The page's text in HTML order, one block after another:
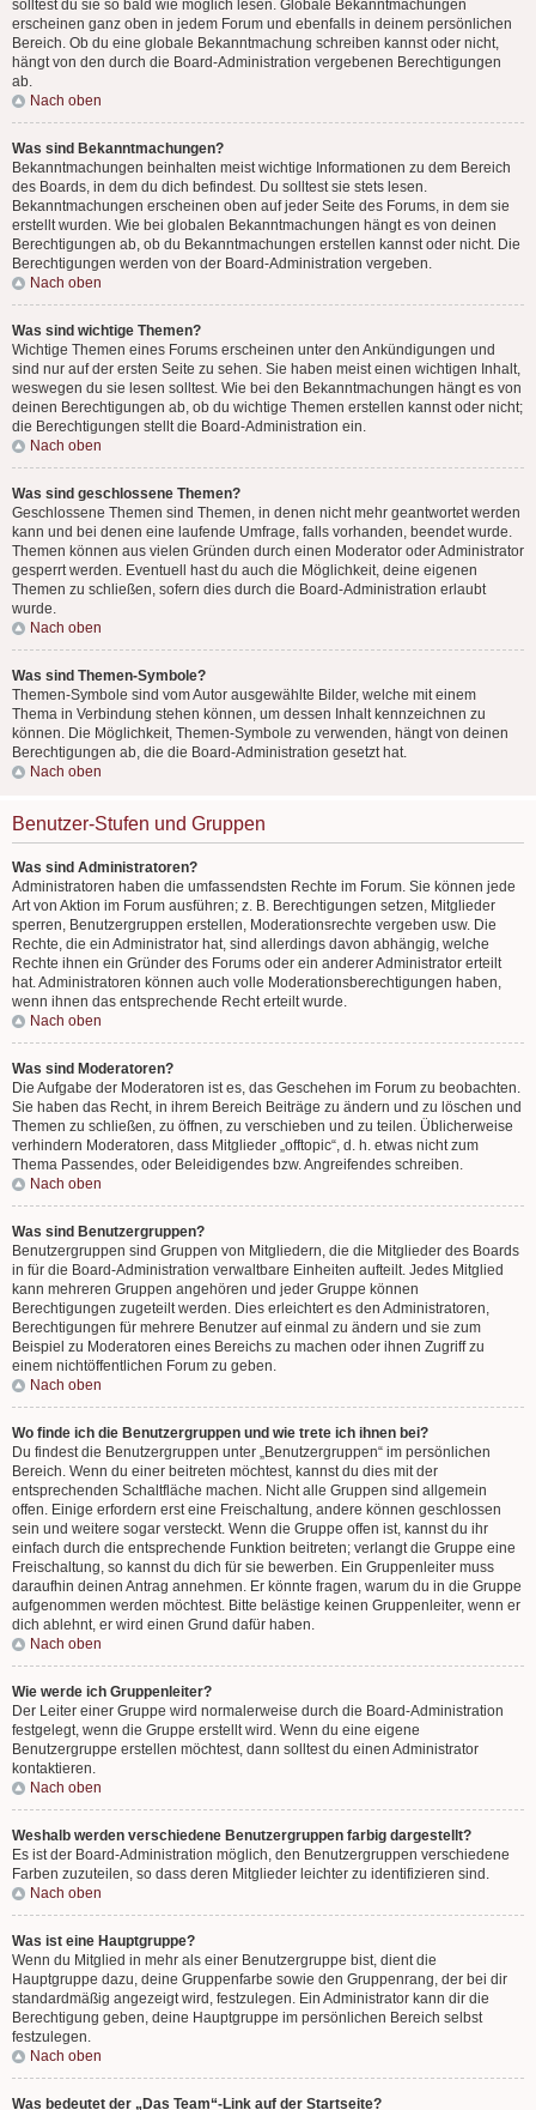
solltest du sie so bald wie möglich lesen. Globale Bekanntmachungen
erscheinen ganz oben in jedem Forum und ebenfalls in deinem persönlichen
Bereich. Ob du eine globale Bekanntmachung schreiben kannst oder nicht,
hängt von den durch die Board-Administration vergebenen Berechtigungen
ab.
Nach oben
Was sind Bekanntmachungen?
Bekanntmachungen beinhalten meist wichtige Informationen zu dem Bereich
des Boards, in dem du dich befindest. Du solltest sie stets lesen.
Bekanntmachungen erscheinen oben auf jeder Seite des Forums, in dem sie
erstellt wurden. Wie bei globalen Bekanntmachungen hängt es von deinen
Berechtigungen ab, ob du Bekanntmachungen erstellen kannst oder nicht. Die
Berechtigungen werden von der Board-Administration vergeben.
Nach oben
Was sind wichtige Themen?
Wichtige Themen eines Forums erscheinen unter den Ankündigungen und
sind nur auf der ersten Seite zu sehen. Sie haben meist einen wichtigen Inhalt,
weswegen du sie lesen solltest. Wie bei den Bekanntmachungen hängt es von
deinen Berechtigungen ab, ob du wichtige Themen erstellen kannst oder nicht;
die Berechtigungen stellt die Board-Administration ein.
Nach oben
Was sind geschlossene Themen?
Geschlossene Themen sind Themen, in denen nicht mehr geantwortet werden
kann und bei denen eine laufende Umfrage, falls vorhanden, beendet wurde.
Themen können aus vielen Gründen durch einen Moderator oder Administrator
gesperrt werden. Eventuell hast du auch die Möglichkeit, deine eigenen
Themen zu schließen, sofern dies durch die Board-Administration erlaubt
wurde.
Nach oben
Was sind Themen-Symbole?
Themen-Symbole sind vom Autor ausgewählte Bilder, welche mit einem
Thema in Verbindung stehen können, um dessen Inhalt kennzeichnen zu
können. Die Möglichkeit, Themen-Symbole zu verwenden, hängt von deinen
Berechtigungen ab, die die Board-Administration gesetzt hat.
Nach oben
Benutzer-Stufen und Gruppen
Was sind Administratoren?
Administratoren haben die umfassendsten Rechte im Forum. Sie können jede
Art von Aktion im Forum ausführen; z. B. Berechtigungen setzen, Mitglieder
sperren, Benutzergruppen erstellen, Moderationsrechte vergeben usw. Die
Rechte, die ein Administrator hat, sind allerdings davon abhängig, welche
Rechte ihnen ein Gründer des Forums oder ein anderer Administrator erteilt
hat. Administratoren können auch volle Moderationsberechtigungen haben,
wenn ihnen das entsprechende Recht erteilt wurde.
Nach oben
Was sind Moderatoren?
Die Aufgabe der Moderatoren ist es, das Geschehen im Forum zu beobachten.
Sie haben das Recht, in ihrem Bereich Beiträge zu ändern und zu löschen und
Themen zu schließen, zu öffnen, zu verschieben und zu teilen. Üblicherweise
verhindern Moderatoren, dass Mitglieder „offtopic“, d. h. etwas nicht zum
Thema Passendes, oder Beleidigendes bzw. Angreifendes schreiben.
Nach oben
Was sind Benutzergruppen?
Benutzergruppen sind Gruppen von Mitgliedern, die die Mitglieder des Boards
in für die Board-Administration verwaltbare Einheiten aufteilt. Jedes Mitglied
kann mehreren Gruppen angehören und jeder Gruppe können
Berechtigungen zugeteilt werden. Dies erleichtert es den Administratoren,
Berechtigungen für mehrere Benutzer auf einmal zu ändern und sie zum
Beispiel zu Moderatoren eines Bereichs zu machen oder ihnen Zugriff zu
einem nichtöffentlichen Forum zu geben.
Nach oben
Wo finde ich die Benutzergruppen und wie trete ich ihnen bei?
Du findest die Benutzergruppen unter „Benutzergruppen“ im persönlichen
Bereich. Wenn du einer beitreten möchtest, kannst du dies mit der
entsprechenden Schaltfläche machen. Nicht alle Gruppen sind allgemein
offen. Einige erfordern erst eine Freischaltung, andere können geschlossen
sein und weitere sogar versteckt. Wenn die Gruppe offen ist, kannst du ihr
einfach durch die entsprechende Funktion beitreten; verlangt die Gruppe eine
Freischaltung, so kannst du dich für sie bewerben. Ein Gruppenleiter muss
daraufhin deinen Antrag annehmen. Er könnte fragen, warum du in die Gruppe
aufgenommen werden möchtest. Bitte belästige keinen Gruppenleiter, wenn er
dich ablehnt, er wird einen Grund dafür haben.
Nach oben
Wie werde ich Gruppenleiter?
Der Leiter einer Gruppe wird normalerweise durch die Board-Administration
festgelegt, wenn die Gruppe erstellt wird. Wenn du eine eigene
Benutzergruppe erstellen möchtest, dann solltest du einen Administrator
kontaktieren.
Nach oben
Weshalb werden verschiedene Benutzergruppen farbig dargestellt?
Es ist der Board-Administration möglich, den Benutzergruppen verschiedene
Farben zuzuteilen, so dass deren Mitglieder leichter zu identifizieren sind.
Nach oben
Was ist eine Hauptgruppe?
Wenn du Mitglied in mehr als einer Benutzergruppe bist, dient die
Hauptgruppe dazu, deine Gruppenfarbe sowie den Gruppenrang, der bei dir
standardmäßig angezeigt wird, festzulegen. Ein Administrator kann dir die
Berechtigung geben, deine Hauptgruppe im persönlichen Bereich selbst
festzulegen.
Nach oben
Was bedeutet der „Das Team“-Link auf der Startseite?